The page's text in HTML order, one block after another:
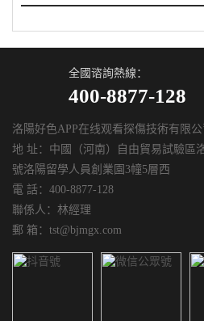
全國谘詢熱線：
400-8877-128
洛陽好色APP在线观看探傷技術有限公
地 址：中國（河南）自由貿易試驗區
號洛陽留學人員創業園3幢5層西
電 話：400-8877-128
聯係人：林經理
郵 箱：tst@bjmgx.com